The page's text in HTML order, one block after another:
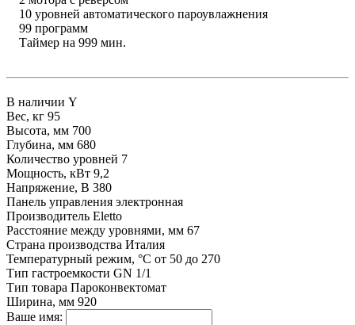
10 уровней автоматического пароувлажнения
99 программ
Таймер на 999 мин.
В наличии Y
Вес, кг 95
Высота, мм 700
Глубина, мм 680
Количество уровней 7
Мощность, кВт 9,2
Напряжение, В 380
Панель управления электронная
Производитель Eletto
Расстояние между уровнями, мм 67
Страна производства Италия
Температурный режим, °C от 50 до 270
Тип гастроемкости GN 1/1
Тип товара Пароконвектомат
Ширина, мм 920
Ваше имя: